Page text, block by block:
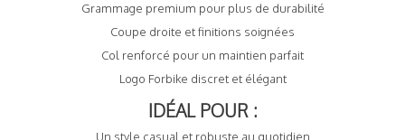
Grammage premium pour plus de durabilité
Coupe droite et finitions soignées
Col renforcé pour un maintien parfait
Logo Forbike discret et élégant
IDÉAL POUR :
Un style casual et robuste au quotidien